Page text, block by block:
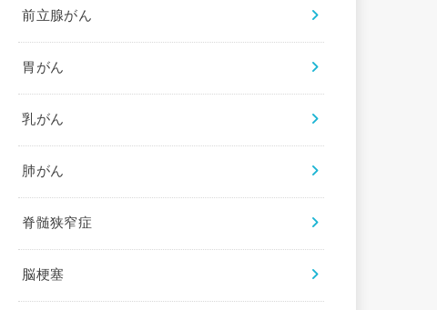
前立腺がん
胃がん
乳がん
肺がん
脊髄狭窄症
脳梗塞